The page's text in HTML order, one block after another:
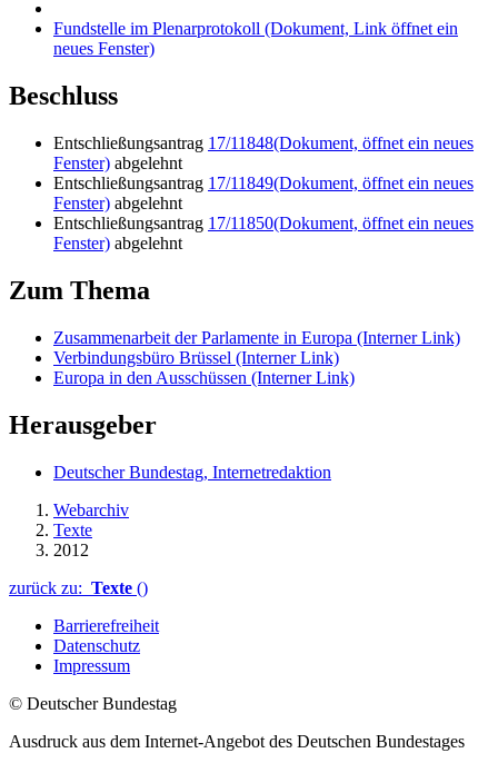
Fundstelle im Plenarprotokoll (Dokument, Link öffnet ein
neues Fenster)
Beschluss
Entschließungsantrag 17/11848(Dokument, öffnet ein neues
Fenster) abgelehnt
Entschließungsantrag 17/11849(Dokument, öffnet ein neues
Fenster) abgelehnt
Entschließungsantrag 17/11850(Dokument, öffnet ein neues
Fenster) abgelehnt
Zum Thema
Zusammenarbeit der Parlamente in Europa (Interner Link)
Verbindungsbüro Brüssel (Interner Link)
Europa in den Ausschüssen (Interner Link)
Herausgeber
Deutscher Bundestag, Internetredaktion
Webarchiv
Texte
2012
zurück zu: Texte ()
Barrierefreiheit
Datenschutz
Impressum
© Deutscher Bundestag
Ausdruck aus dem Internet-Angebot des Deutschen Bundestages